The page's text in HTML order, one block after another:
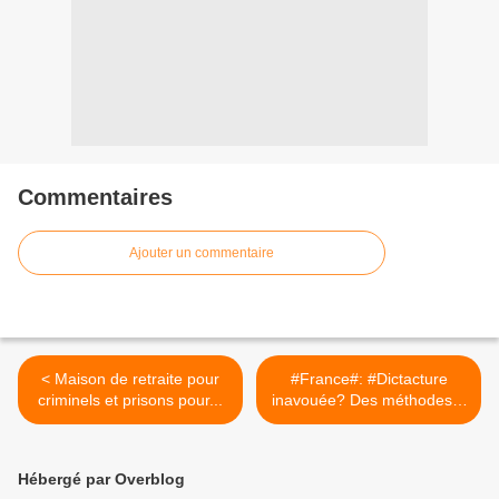
Commentaires
Ajouter un commentaire
< Maison de retraite pour
criminels et prisons pour...
#France#: #Dictacture
inavouée? Des méthodes...
>
Hébergé par Overblog